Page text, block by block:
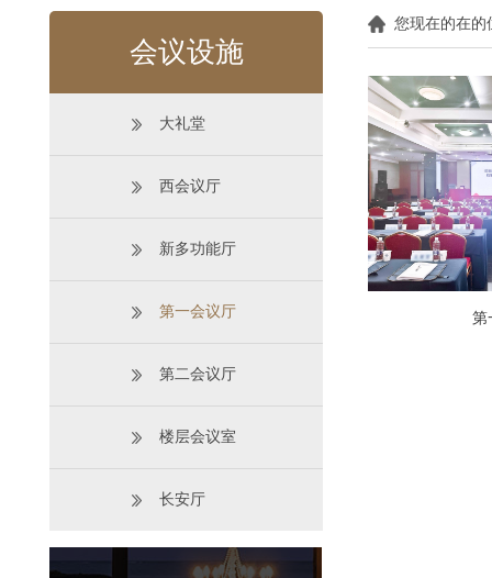
会议设施
大礼堂
西会议厅
新多功能厅
第一会议厅
第二会议厅
楼层会议室
长安厅
您现在的在的
第